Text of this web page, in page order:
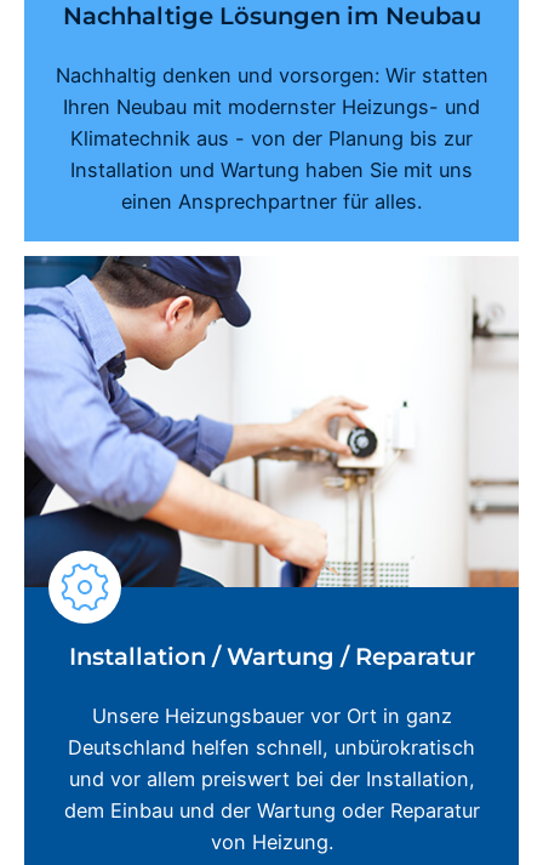
Nachhaltige Lösungen im Neubau
Nachhaltig denken und vorsorgen: Wir statten
Ihren Neubau mit modernster Heizungs- und
Klimatechnik aus - von der Planung bis zur
Installation und Wartung haben Sie mit uns
einen Ansprechpartner für alles.
Installation / Wartung / Reparatur
Unsere Heizungsbauer vor Ort in ganz
Deutschland helfen schnell, unbürokratisch
und vor allem preiswert bei der Installation,
dem Einbau und der Wartung oder Reparatur
von Heizung.